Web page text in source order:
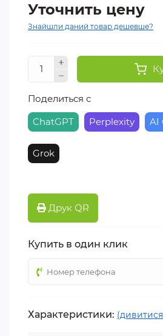
Уточнить цену
Знайшли даний товар дешевше?
Поделиться с
ChatGPT
Perplexity AI
Grok
Друк QR
Купить в один клик
Характеристики: (дивитися